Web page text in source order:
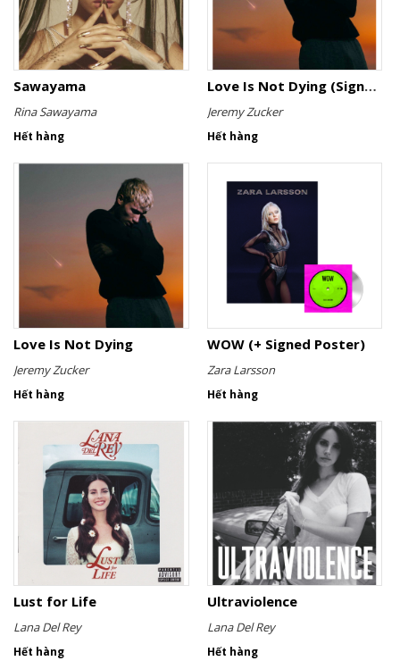
Sawayama
Rina Sawayama
Hết hàng
Love Is Not Dying (Signed)
Jeremy Zucker
Hết hàng
Love Is Not Dying
Jeremy Zucker
Hết hàng
WOW (+ Signed Poster)
Zara Larsson
Hết hàng
Lust for Life
Lana Del Rey
Hết hàng
Ultraviolence
Lana Del Rey
Hết hàng